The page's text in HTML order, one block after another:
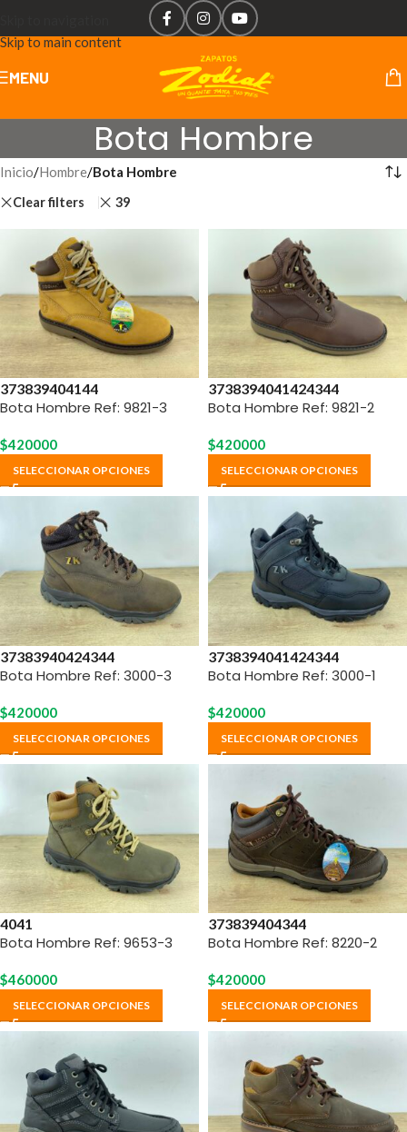
Skip to main content
MENU
Bota Hombre
Inicio/Hombre/Bota Hombre
Clear filters 39
373839404144
Bota Hombre Ref: 9821-3
$420000
SELECCIONAR OPCIONES
3738394041424344
Bota Hombre Ref: 9821-2
$420000
SELECCIONAR OPCIONES
37383940424344
Bota Hombre Ref: 3000-3
$420000
SELECCIONAR OPCIONES
3738394041424344
Bota Hombre Ref: 3000-1
$420000
SELECCIONAR OPCIONES
4041
Bota Hombre Ref: 9653-3
$460000
SELECCIONAR OPCIONES
373839404344
Bota Hombre Ref: 8220-2
$420000
SELECCIONAR OPCIONES